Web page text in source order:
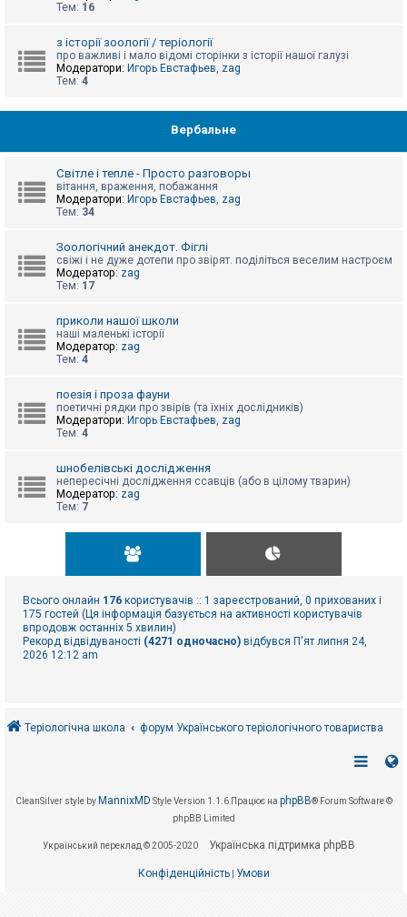
Тем: 16
з історії зоології / теріології
про важливі і мало відомі сторінки з історії нашої галузі
Модератори: Игорь Евстафьев, zag
Тем: 4
Вербальне
Світле і тепле - Просто разговоры
вітання, враження, побажання
Модератори: Игорь Евстафьев, zag
Тем: 34
Зоологічний анекдот. Фіглі
свіжі і не дуже дотепи про звірят. поділіться веселим настроєм
Модератор: zag
Тем: 17
приколи нашої школи
наші маленькі історії
Модератор: zag
Тем: 4
поезія і проза фауни
поетичні рядки про звірів (та їхніх дослідників)
Модератори: Игорь Евстафьев, zag
Тем: 4
шнобелівські дослідження
непересічні дослідження ссавців (або в цілому тварин)
Модератор: zag
Тем: 7
Всього онлайн 176 користувачів :: 1 зареєстрований, 0 прихованих і
175 гостей (Ця інформація базується на активності користувачів
впродовж останніх 5 хвилин)
Рекорд відвідуваності (4271 одночасно) відбувся П'ят липня 24,
2026 12:12 am
Теріологічна школа форум Українського теріологічного товариства
CleanSilver style by MannixMD Style Version 1.1.6 Працює на phpBB® Forum Software ©
phpBB Limited
Український переклад © 2005-2020 Українська підтримка phpBB
Конфіденційність| Умови